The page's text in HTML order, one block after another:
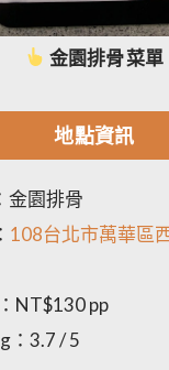
金園排骨 菜單
地點資訊
金園排骨
108台北市萬華區
NT$130 pp
：3.7 / 5